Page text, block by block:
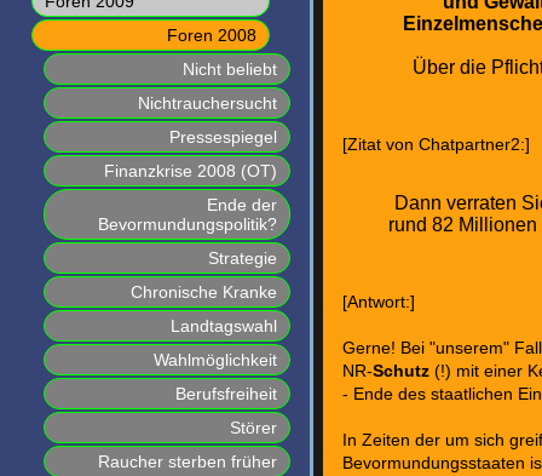
Über die
[Zitat von Chatpartner2:]
Dann verraten
rund 82
[Antwort:]
Gerne! Bei "unserem"
NR-Schutz (!) mit einer
- Ende des staatlichen
In Zeiten der um sich
Bevormundungsstaaten
Foren 2008
Nicht beliebt
Nichtrauchersucht
Pressespiegel
Finanzkrise 2008 (OT)
Ende der
Bevormundungspolitik?
Strategie
Chronische Kranke
Landtagswahl
Wahlmöglichkeit
Berufsfreiheit
Störer
Raucher sterben früher